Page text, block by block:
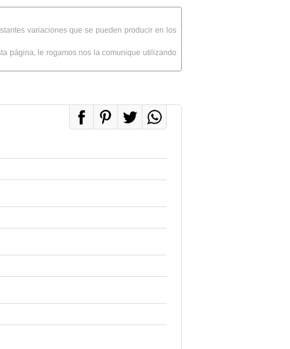
variaciones que se pueden producir en los
página, le rogamos nos la comunique utilizando